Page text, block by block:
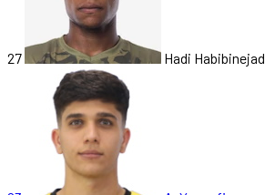
27 Hadi Habibinejad